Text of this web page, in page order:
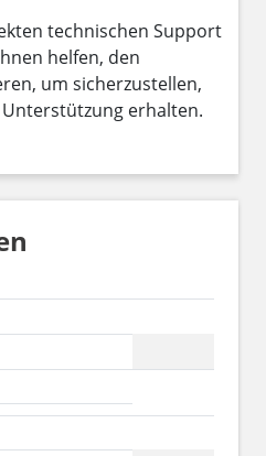
technischen Support
helfen, den
um sicherzustellen,
erhalten.